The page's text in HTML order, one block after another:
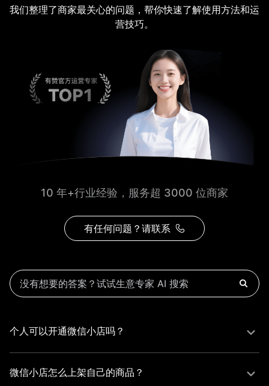
我们整理了商家最关心的问题，帮你快速了解使用方法和运
营技巧。
10 年+行业经验，服务超 3000 位商家
有任何问题？请联系
个人可以开通微信小店吗？
有赞支持个人可以开通微信小店，但需满足以下条件：
1. 开通类型：微信小商店支持个人、个体户、企业等主体类
微信小店怎么上架自己的商品？